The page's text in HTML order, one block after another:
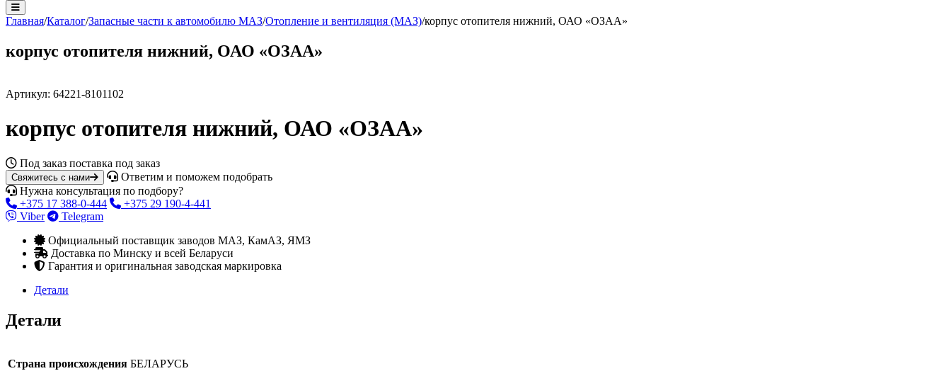
Главная/Каталог/Запасные части к автомобилю МАЗ/Отопление и вентиляция (МАЗ)/корпус отопителя нижний, ОАО «ОЗАА»
корпус отопителя нижний, ОАО «ОЗАА»
Артикул: 64221-8101102
корпус отопителя нижний, ОАО «ОЗАА»
Под заказ поставка под заказ
Свяжитесь с нами
Ответим и поможем подобрать
Нужна консультация по подбору?
+375 17 388-0-444
+375 29 190-4-441
Viber
Telegram
Официальный поставщик заводов МАЗ, КамАЗ, ЯМЗ
Доставка по Минску и всей Беларуси
Гарантия и оригинальная заводская маркировка
Детали
Детали
Страна происхождения БЕЛАРУСЬ